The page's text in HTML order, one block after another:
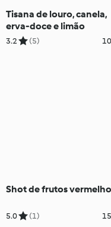
Tisana de louro, canela,
erva-doce e limão
3.2 (5)
Shot de frutos
5.0 (1)